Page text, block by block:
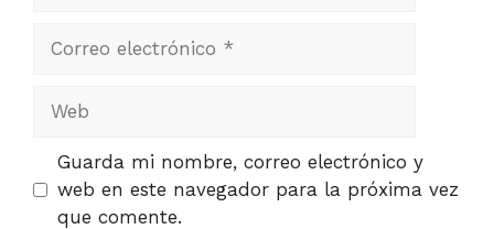
electrónico
Guarda mi nombre, correo electrónico y
web en este navegador para la próxima vez
que comente.